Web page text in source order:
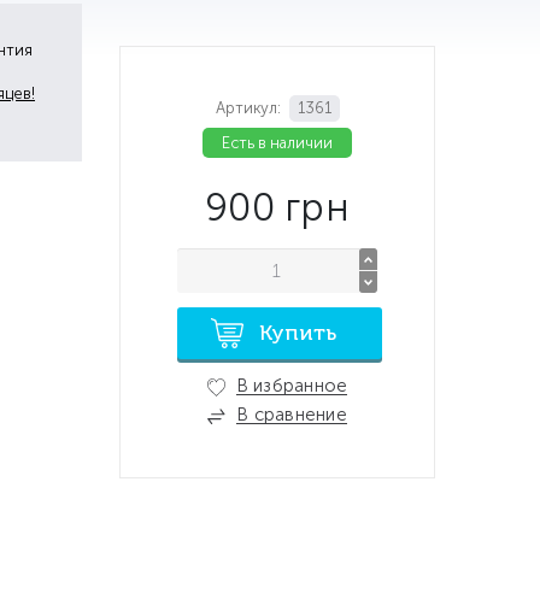
Артикул:
1361
Есть в наличии
900 грн
Купить
В избранное
В сравнение